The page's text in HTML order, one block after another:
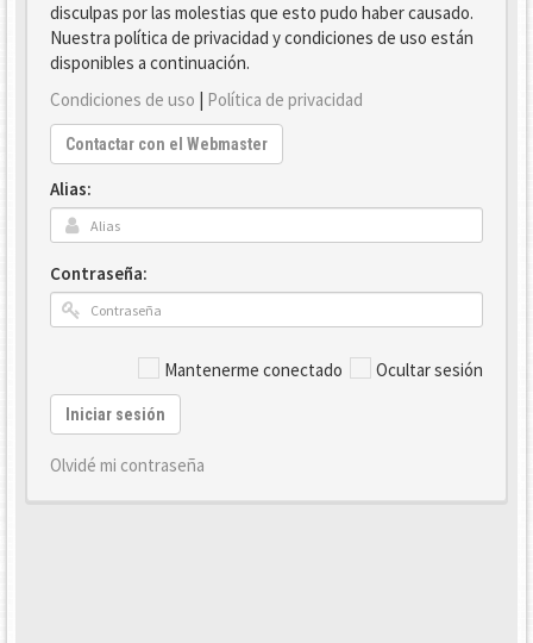
disculpas por las molestias que esto pudo haber causado.
Nuestra política de privacidad y condiciones de uso están
disponibles a continuación.
Condiciones de uso | Política de privacidad
Contactar con el Webmaster
Alias:
Contraseña:
Mantenerme conectado Ocultar sesión
Iniciar sesión
Olvidé mi contraseña